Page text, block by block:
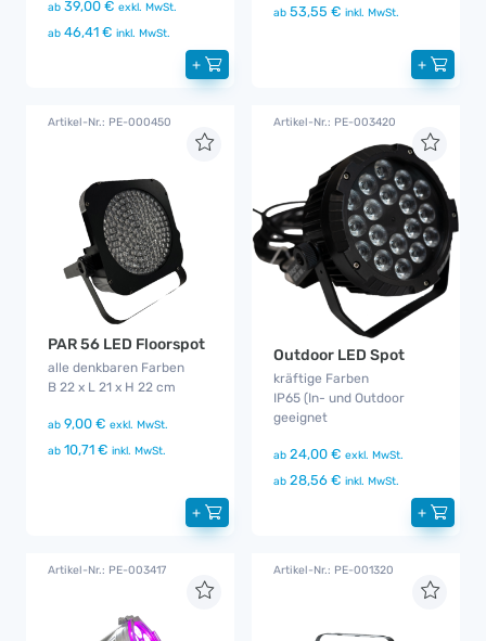
ab 39,00 € exkl. MwSt.
ab 46,41 € inkl. MwSt.
+
ab 53,55 € inkl. MwSt.
+
Artikel-Nr.: PE-000450
PAR 56 LED Floorspot
alle denkbaren Farben
B 22 x L 21 x H 22 cm
ab 9,00 € exkl. MwSt.
ab 10,71 € inkl. MwSt.
+
Artikel-Nr.: PE-003420
Outdoor LED Spot
kräftige Farben
IP65 (In- und Outdoor
geeignet
ab 24,00 € exkl. MwSt.
ab 28,56 € inkl. MwSt.
+
Artikel-Nr.: PE-003417 Artikel-Nr.: PE-001320